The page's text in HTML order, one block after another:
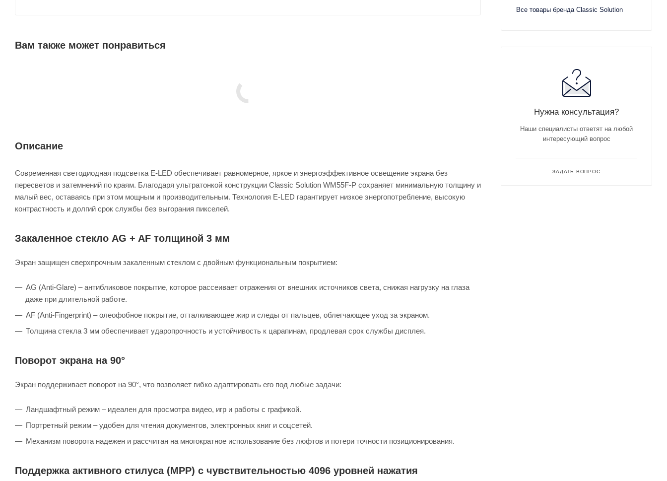
Вам также может понравиться
Описание
Современная светодиодная подсветка E-LED обеспечивает равномерное, яркое и энергоэффективное освещение экрана без
пересветов и затемнений по краям. Благодаря ультратонкой конструкции Classic Solution WM55F-P сохраняет минимальную толщину и
малый вес, оставаясь при этом мощным и производительным. Технология E-LED гарантирует низкое энергопотребление, высокую
контрастность и долгий срок службы без выгорания пикселей.
Закаленное стекло AG + AF толщиной 3 мм
Экран защищен сверхпрочным закаленным стеклом с двойным функциональным покрытием:
AG (Anti-Glare) – антибликовое покрытие, которое рассеивает отражения от внешних источников света, снижая нагрузку на глаза
даже при длительной работе.
AF (Anti-Fingerprint) – олеофобное покрытие, отталкивающее жир и следы от пальцев, облегчающее уход за экраном.
Толщина стекла 3 мм обеспечивает ударопрочность и устойчивость к царапинам, продлевая срок службы дисплея.
Поворот экрана на 90°
Экран поддерживает поворот на 90°, что позволяет гибко адаптировать его под любые задачи:
Ландшафтный режим – идеален для просмотра видео, игр и работы с графикой.
Портретный режим – удобен для чтения документов, электронных книг и соцсетей.
Механизм поворота надежен и рассчитан на многократное использование без люфтов и потери точности позиционирования.
Поддержка активного стилуса (MPP) с чувствительностью 4096 уровней нажатия
Все товары бренда Classic Solution
Нужна консультация?
Наши специалисты ответят на любой
интересующий вопрос
ЗАДАТЬ ВОПРОС